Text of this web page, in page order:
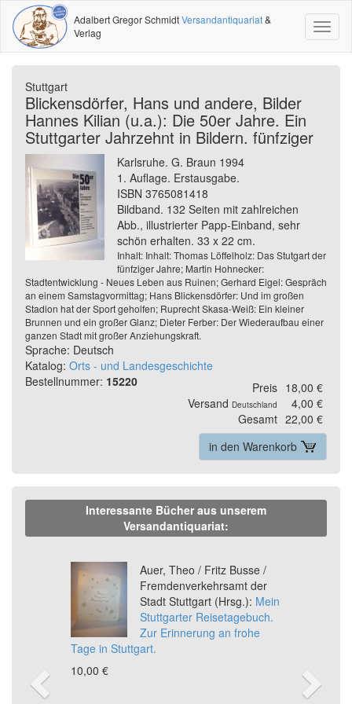
Adalbert Gregor SchmidtVersandantiquariat&
Verlag
Stuttgart
Blickensdörfer, Hans und andere, Bilder
Hannes Kilian (u.a.): Die 50er Jahre. Ein
Stuttgarter Jahrzehnt in Bildern. fünfziger
Karlsruhe. G. Braun 1994
1. Auflage. Erstausgabe.
ISBN 3765081418
Bildband. 132 Seiten mit zahlreichen
Abb., illustrierter Papp-Einband, sehr
schön erhalten. 33 x 22 cm.
Inhalt: Inhalt: Thomas Löffelholz: Das Stutgart der
fünfziger Jahre; Martin Hohnecker:
Stadtentwicklung - Neues Leben aus Ruinen; Gerhard Eigel: Gespräch
an einem Samstagvormittag; Hans Blickensdörfer: Und im großen
Stadion hat der Sport geholfen; Ruprecht Skasa-Weiß: Ein kleiner
Brunnen und ein großer Glanz; Dieter Ferber: Der Wiederaufbau einer
ganzen Stadt mit großer Anziehungskraft.
Sprache: Deutsch
Katalog: Orts - und Landesgeschichte
Bestellnummer: 15220 Preis 18,00 €
Versand Deutschland
4,00 €
Gesamt 22,00 €
in den Warenkorb
Interessante Bücher aus unserem
Versandantiquariat:
Auer, Theo / Fritz Busse /
Fremdenverkehrsamt der
Stadt Stuttgart (Hrsg.): Mein
Stuttgarter Reisetagebuch.
Zur Erinnerung an frohe
Tage in Stuttgart.
10,00 €
Previous